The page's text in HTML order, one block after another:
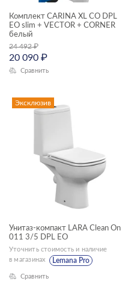
LINK PRO
LORENA
MIKA
MODUO SLIM
NIKE
ODRA
OLIVA
SENSE
Комплект CARINA XL CO DPL
EO slim + VECTOR + CORNER
белый
24 492₽
20 090 ₽
Сравнить
Эксклюзив
Унитаз-компакт LARA Clean On
011 3/5 DPL EO
Уточнить стоимость и наличие
в магазинах
Lemana Pro
Сравнить